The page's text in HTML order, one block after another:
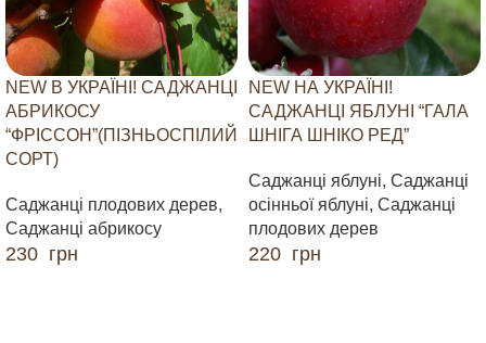
NEW В УКРАЇНІ! САДЖАНЦІ
АБРИКОСУ
“ФРІССОН”(ПІЗНЬОСПІЛИЙ
СОРТ)
Саджанці плодових дерев,
Саджанці абрикосу
230 грн
NEW НА УКРАЇНІ!
САДЖАНЦІ ЯБЛУНІ “ГАЛА
ШНІГА ШНІКО РЕД”
Саджанці яблуні, Саджанці
осінньої яблуні, Саджанці
плодових дерев
220 грн